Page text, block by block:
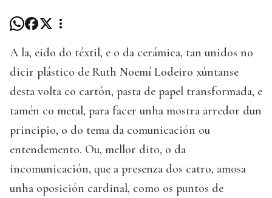
A la, eido do téxtil, e o da cerámica, tan unidos no
dicir plástico de Ruth Noemí Lodeiro xúntanse
desta volta co cartón, pasta de papel transformada, e
tamén co metal, para facer unha mostra arredor dun
principio, o do tema da comunicación ou
entendemento. Ou, mellor dito, o da
incomunicación, que a presenza dos catro, amosa
unha oposición cardinal, como os puntos de